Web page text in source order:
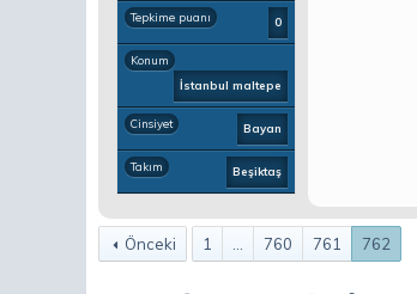
Tepkime puanı 0
Konum
İstanbul maltepe
Cinsiyet Bayan
Takım Beşiktaş
Önceki 1 760 761 762